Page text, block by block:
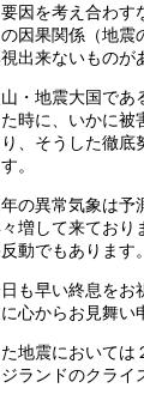
因を考え合わす
因果関係（地震
出来ないものが
・地震大国であ
時に、いかに被
、そうした徹底
。
の異常気象は予
増して来ており
動でもあります。
も早い終息をお
心からお見舞い
地震においては
ランドのクライ